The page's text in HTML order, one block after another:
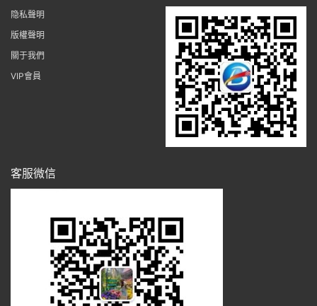
隐私聲明
版權聲明
關于我們
VIP會員
客服微信